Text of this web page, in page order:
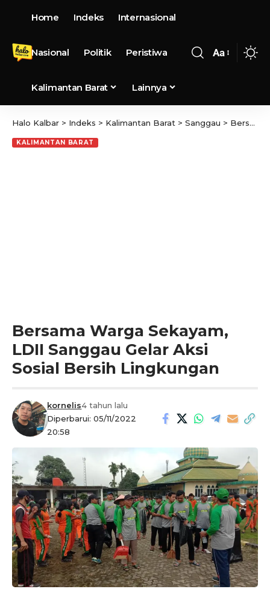
Home Indeks Internasional
Nasional Politik Peristiwa
Kalimantan Barat Lainnya
Aa
Halo Kalbar > Indeks > Kalimantan Barat > Sanggau > Bersama Warga Sekayam, LDII Sanggau Gelar Aksi Sosial Bersih Lingkungan
KALIMANTAN BARAT
Bersama Warga Sekayam,
LDII Sanggau Gelar Aksi
Sosial Bersih Lingkungan
Diperbarui: 05/11/2022
20:58
kornelis4 tahun lalu